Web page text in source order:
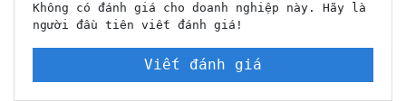
Không có đánh giá cho doanh nghiệp này. Hãy là
người đầu tiên viết đánh giá!
Viết đánh giá